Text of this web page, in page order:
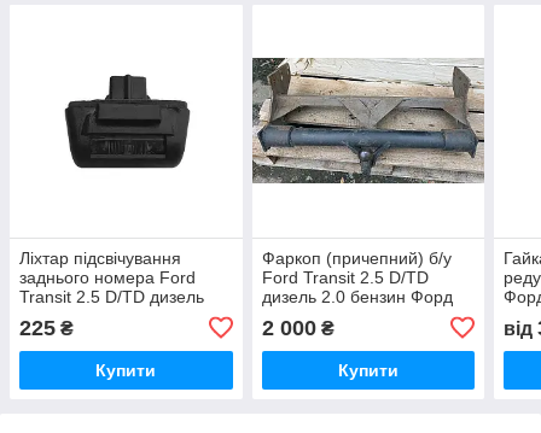
Ліхтар підсвічування
заднього номера Ford
Transit 2.5 D/TD дизель
2.0 бензин Форд транзит
1986-2000, 86VB13550AK
225 ₴
Купити
Фаркоп (причепний) б/у
Ford Transit 2.5 D/TD
дизель 2.0 бензин Форд
2 000₴
Купити
від